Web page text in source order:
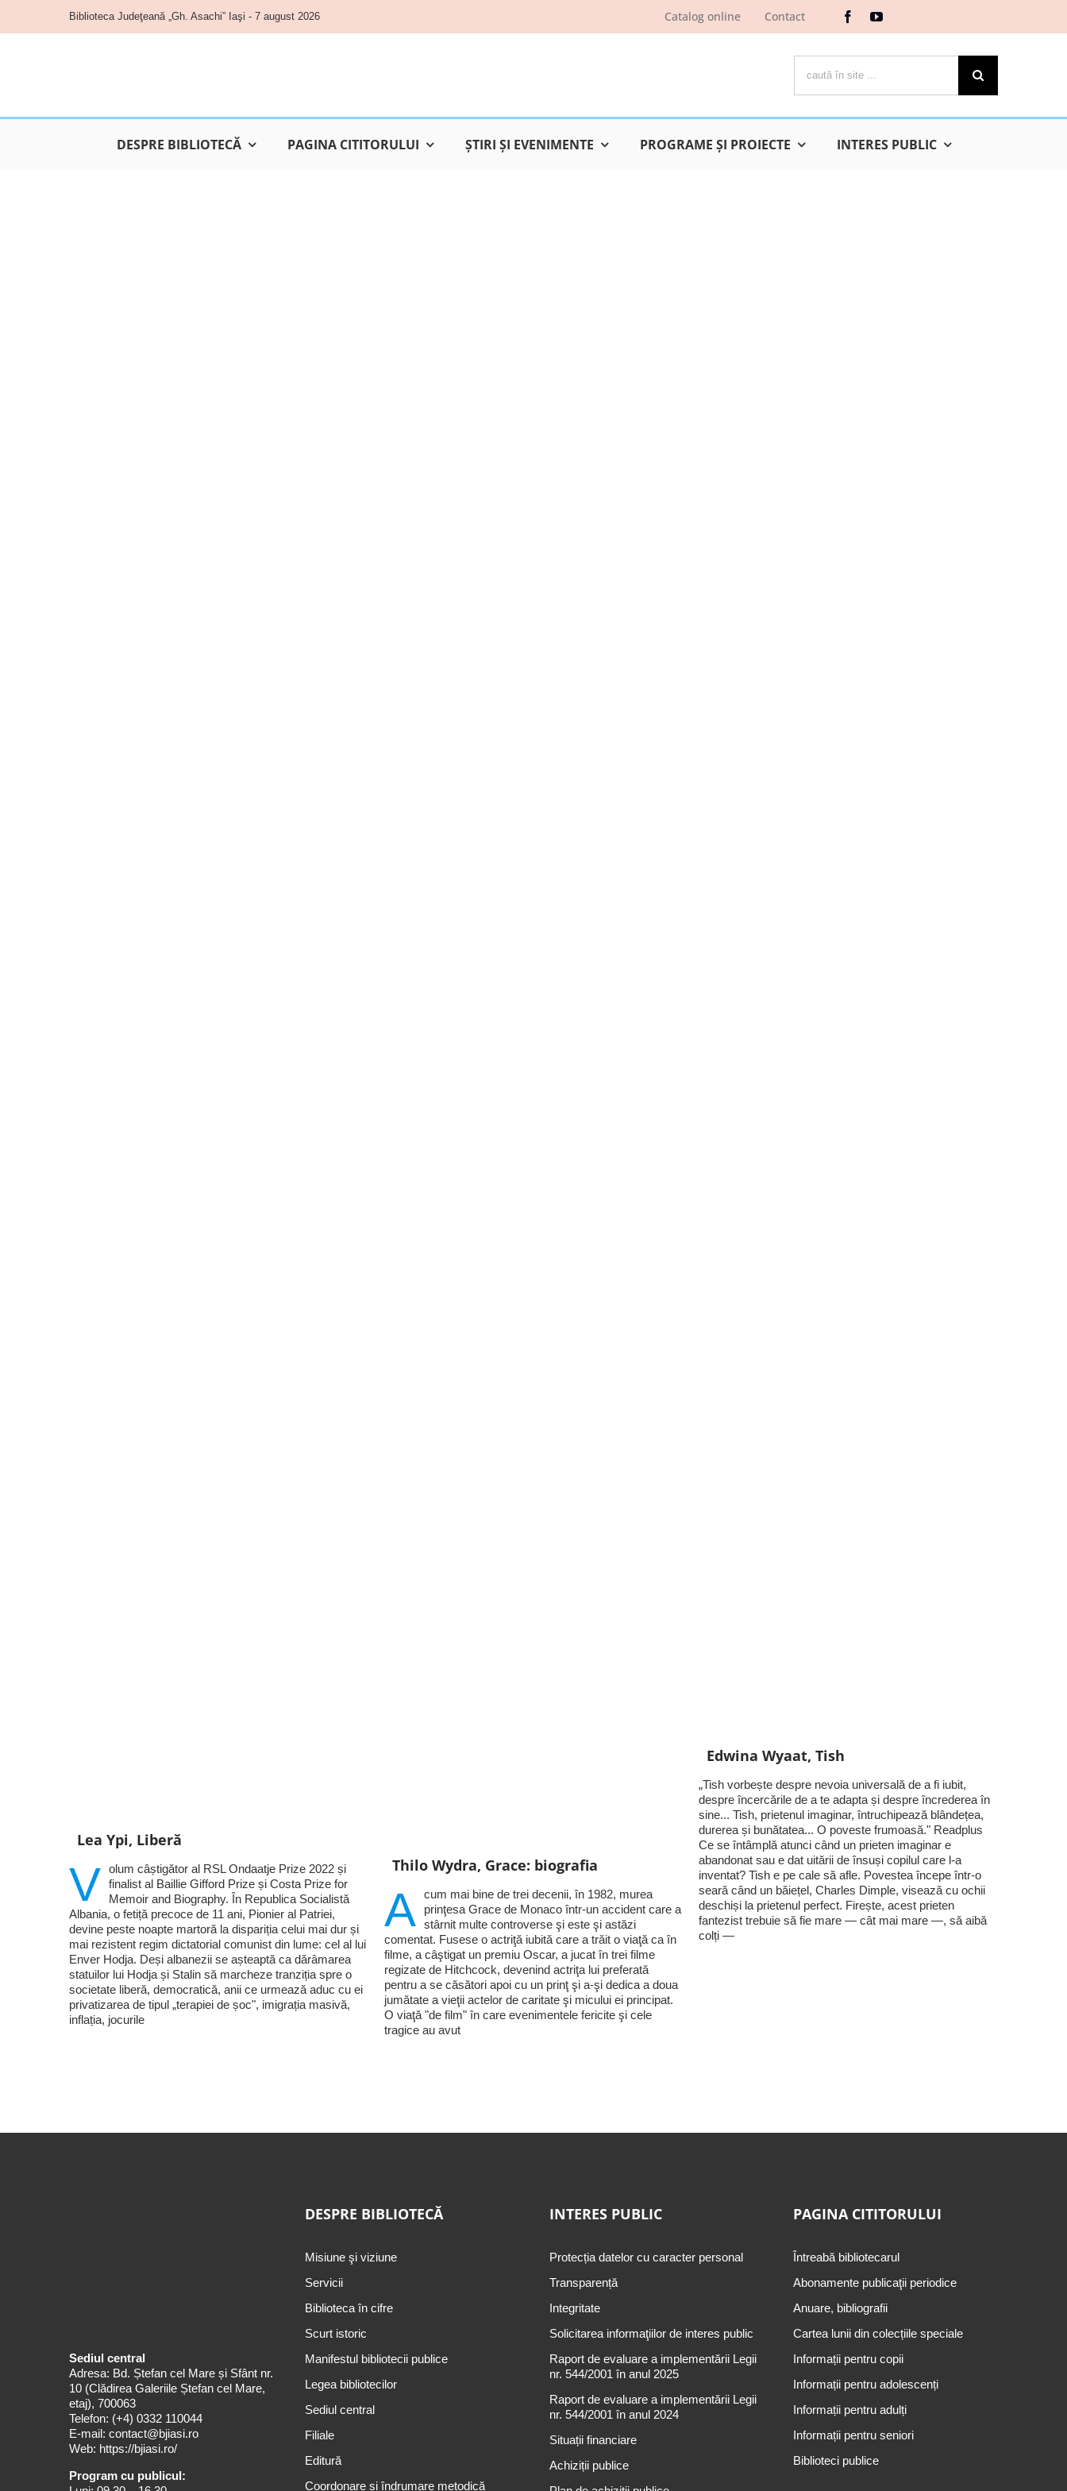
content
Biblioteca Judeţeană „Gh. Asachi” Iaşi - 7 august 2026 Catalog online Contact
DESPRE BIBLIOTECĂ PAGINA CITITORULUI ŞTIRI ŞI EVENIMENTE PROGRAME ŞI PROIECTE INTERES PUBLIC
Lea Ypi, Liberă
V olum câștigător al RSL Ondaatje Prize 2022 și
finalist al Baillie Gifford Prize și Costa Prize for
Memoir and Biography. În Republica Socialistă
Albania, o fetiță precoce de 11 ani, Pionier al Patriei,
devine peste noapte martoră la dispariția celui mai dur și
mai rezistent regim dictatorial comunist din lume: cel al lui
Enver Hodja. Deși albanezii se așteaptă ca dărâmarea
statuilor lui Hodja și Stalin să marcheze tranziția spre o
societate liberă, democratică, anii ce urmează aduc cu ei
privatizarea de tipul „terapiei de șoc", imigrația masivă,
inflația, jocurile
Thilo Wydra, Grace: biografia
A
cum mai bine de trei decenii, în 1982, murea
prinţesa Grace de Monaco într-un accident care a
stârnit multe controverse şi este şi astăzi
comentat. Fusese o actriţă iubită care a trăit o viaţă ca în
filme, a câştigat un premiu Oscar, a jucat în trei filme
regizate de Hitchcock, devenind actriţa lui preferată
pentru a se căsători apoi cu un prinţ şi a-şi dedica a doua
jumătate a vieţii actelor de caritate şi micului ei principat.
O viaţă "de film" în care evenimentele fericite şi cele
tragice au avut
Edwina Wyaat, Tish
„Tish vorbește despre nevoia universală de a fi iubit,
despre încercările de a te adapta și despre încrederea în
sine... Tish, prietenul imaginar, întruchipează blândețea,
durerea și bunătatea... O poveste frumoasă." Readplus
Ce se întâmplă atunci când un prieten imaginar e
abandonat sau e dat uitării de însuși copilul care l-a
inventat? Tish e pe cale să afle. Povestea începe într-o
seară când un băiețel, Charles Dimple, visează cu ochii
deschiși la prietenul perfect. Firește, acest prieten
fantezist trebuie să fie mare — cât mai mare —, să aibă
colți —
Sediul central
Adresa: Bd. Ștefan cel Mare și Sfânt nr.
10 (Clădirea Galeriile Ștefan cel Mare,
etaj), 700063
Telefon: (+4) 0332 110044
E-mail: contact@bjiasi.ro
Web: https://bjiasi.ro/
Program cu publicul:
DESPRE BIBLIOTECĂ
Misiune şi viziune
Servicii
Biblioteca în cifre
Scurt istoric
Manifestul bibliotecii publice
Legea bibliotecilor
Sediul central
Filiale
Editură
Coordonare și îndrumare metodică
INTERES PUBLIC
Protecția datelor cu caracter personal
Transparență
Integritate
Solicitarea informaţiilor de interes public
Raport de evaluare a implementării Legii
nr. 544/2001 în anul 2025
Raport de evaluare a implementării Legii
nr. 544/2001 în anul 2024
Situații financiare
Achiziții publice
PAGINA CITITORULUI
Întreabă bibliotecarul
Abonamente publicaţii periodice
Anuare, bibliografii
Cartea lunii din colecțiile speciale
Informații pentru copii
Informații pentru adolescenți
Informații pentru adulți
Informații pentru seniori
Biblioteci publice